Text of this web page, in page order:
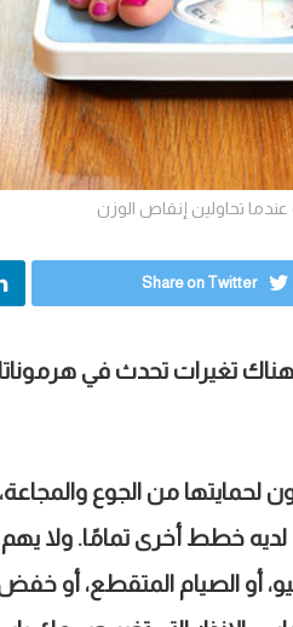
Share on Twitter
تغيرات تحدث في
لحمايتها من الجوع
خطط أخرى تمامًا. ولا يهم
أو الصيام المتقطع، أو